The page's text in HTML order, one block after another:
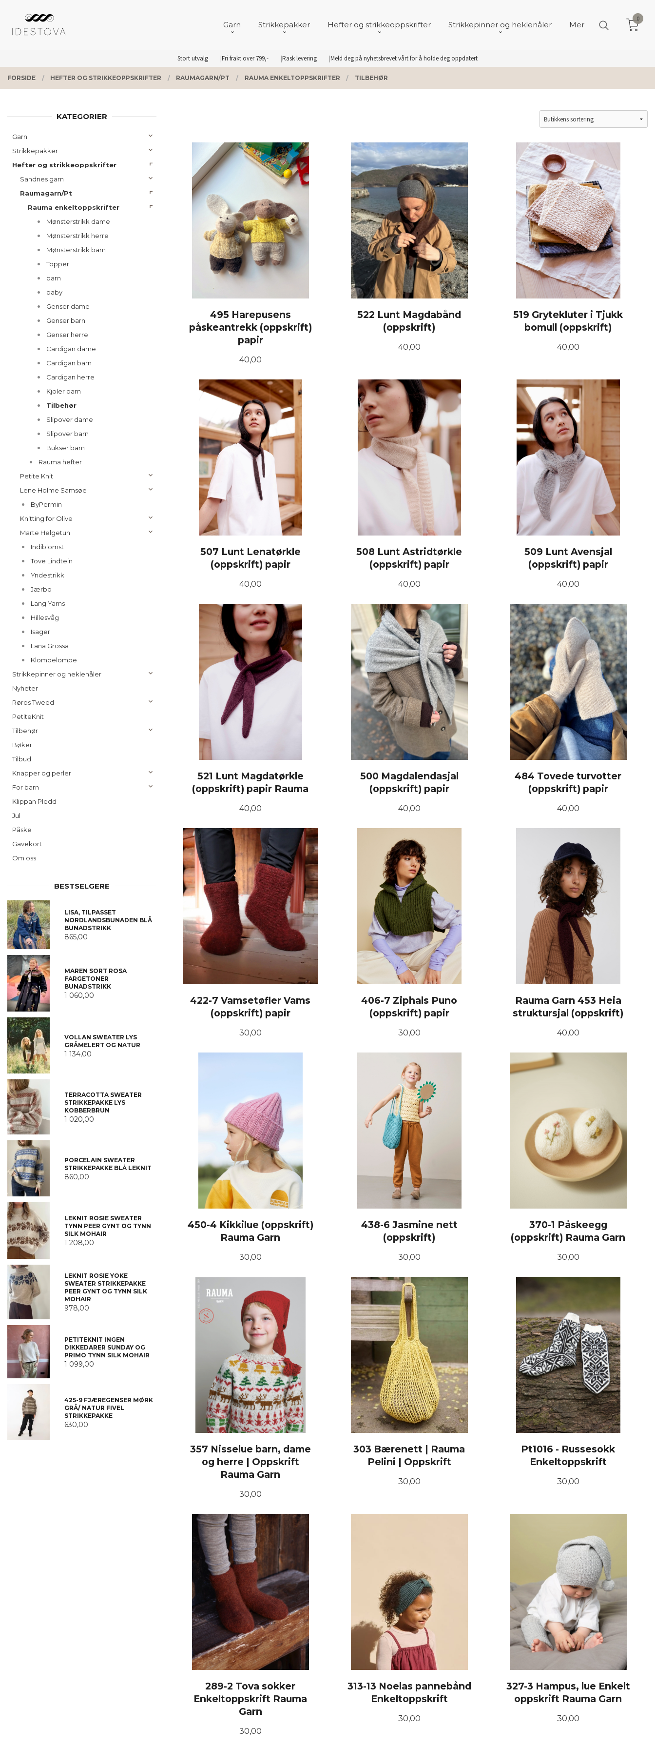
innholdet
Stort utvalg Fri frakt over 799,- Rask levering Meld deg på nyhetsbrevet vårt for å holde deg oppdatert
PRODUKTER
Garn Strikkepakker Hefter og strikkeoppskrifter Strikkepinner og heklenåler Mer
0
FORSIDE HEFTER OG STRIKKEOPPSKRIFTER RAUMAGARN/PT RAUMA ENKELTOPPSKRIFTER TILBEHØR
495 Harepusens
påskeantrekk (oppskrift)
papir
Pris
40,00
KJØP
522 Lunt Magdabånd
(oppskrift)
Pris
40,00
KJØP
519 Grytekluter i Tjukk
bomull (oppskrift)
Pris
40,00
KJØP
507 Lunt Lenatørkle
(oppskrift) papir
Pris
40,00
KJØP
508 Lunt Astridtørkle
(oppskrift) papir
Pris
40,00
KJØP
509 Lunt Avensjal
(oppskrift) papir
Pris
40,00
KJØP
521 Lunt Magdatørkle
(oppskrift) papir Rauma
Pris
40,00
KJØP
500 Magdalendasjal
(oppskrift) papir
Pris
40,00
484 Tovede turvotter
(oppskrift) papir
Pris
40,00
422-7 Vamsetøfler Vams
(oppskrift) papir
Pris
30,00
406-7 Ziphals Puno
(oppskrift) papir
Pris
30,00
Rauma Garn 453 Heia
struktursjal (oppskrift)
Pris
40,00
KJØP
450-4 Kikkilue (oppskrift)
Rauma Garn
Pris
30,00
438-6 Jasmine nett
(oppskrift)
Pris
30,00
KJØP
370-1 Påskeegg
(oppskrift) Rauma Garn
Pris
30,00
357 Nisselue barn, dame
og herre | Oppskrift
Rauma Garn
Pris
30,00
KJØP
303 Bærenett | Rauma
Pelini | Oppskrift
Pris
30,00
Pt1016 - Russesokk
Enkeltoppskrift
Pris
30,00
289-2 Tova sokker
Enkeltoppskrift Rauma
Garn
Pris
30,00
313-13 Noelas pannebånd
Enkeltoppskrift
Pris
30,00
327-3 Hampus, lue Enkelt
oppskrift Rauma Garn
Pris
30,00
KATEGORIER
Garn
Strikkepakker
Hefter og strikkeoppskrifter
Sandnes garn
Raumagarn/Pt
Rauma enkeltoppskrifter
Mønsterstrikk dame
Mønsterstrikk herre
Mønsterstrikk barn
Topper
barn
baby
Genser dame
Genser barn
Genser herre
Cardigan dame
Cardigan barn
Cardigan herre
Kjoler barn
Tilbehør
Slipover dame
Slipover barn
Bukser barn
Rauma hefter
Petite Knit
Lene Holme Samsøe
ByPermin
Knitting for Olive
Marte Helgetun
Indiblomst
Tove Lindtein
Yndestrikk
Jærbo
Lang Yarns
Hillesvåg
Isager
Lana Grossa
Klompelompe
Strikkepinner og heklenåler
Nyheter
Røros Tweed
PetiteKnit
Tilbehør
Bøker
Tilbud
Knapper og perler
For barn
Klippan Pledd
Jul
Påske
Gavekort
Om oss
BESTSELGERE
LISA, TILPASSET
NORDLANDSBUNADEN BLÅ
BUNADSTRIKK
865,00
MAREN SORT ROSA
FARGETONER
BUNADSTRIKK
1 060,00
VOLLAN SWEATER LYS
GRÅMELERT OG NATUR
1 134,00
TERRACOTTA SWEATER
STRIKKEPAKKE LYS
KOBBERBRUN
1 020,00
PORCELAIN SWEATER
STRIKKEPAKKE BLÅ LEKNIT
860,00
LEKNIT ROSIE SWEATER
TYNN PEER GYNT OG TYNN
SILK MOHAIR
1 208,00
LEKNIT ROSIE YOKE
SWEATER STRIKKEPAKKE
PEER GYNT OG TYNN SILK
MOHAIR
978,00
PETITEKNIT INGEN
DIKKEDARER SUNDAY OG
PRIMO TYNN SILK MOHAIR
1 099,00
425-9 FJÆREGENSER MØRK
GRÅ/ NATUR FIVEL
STRIKKEPAKKE
630,00